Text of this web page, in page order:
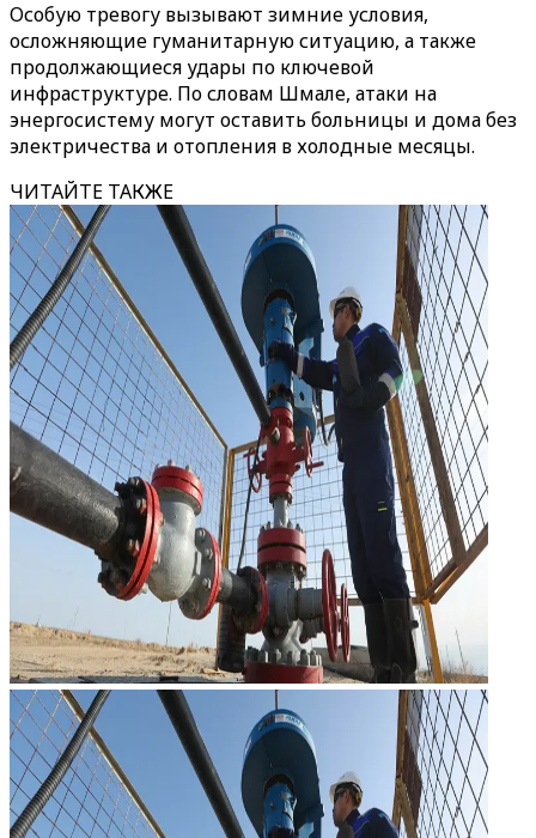
Особую тревогу вызывают зимние условия,
осложняющие гуманитарную ситуацию, а также
продолжающиеся удары по ключевой
инфраструктуре. По словам Шмале, атаки на
энергосистему могут оставить больницы и дома без
электричества и отопления в холодные месяцы.
ЧИТАЙТЕ ТАКЖЕ